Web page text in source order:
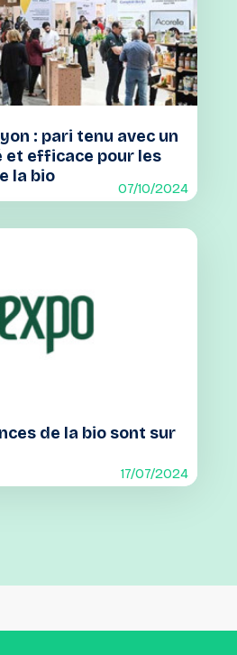
: pari tenu avec un
efficace pour les
la bio
07/10/2024
de la bio sont sur
17/07/2024